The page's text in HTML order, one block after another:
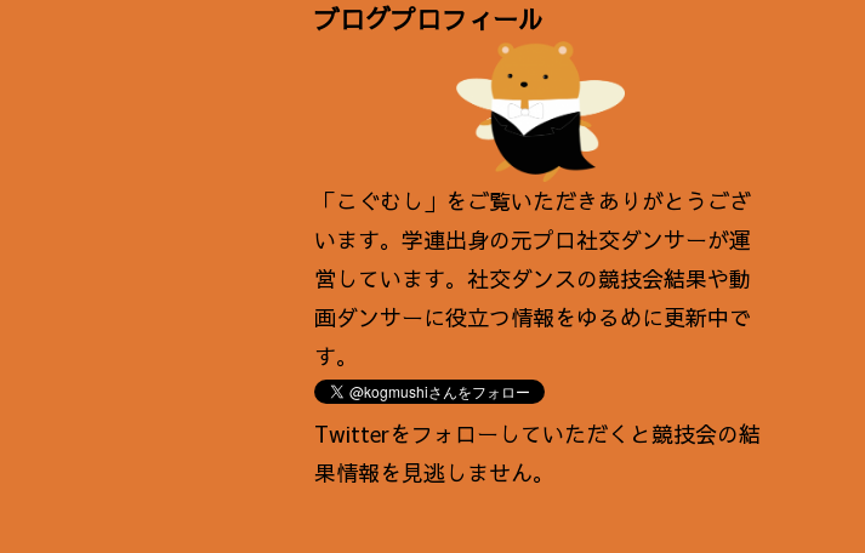
ブログプロフィール
「こぐむし」をご覧いただきありがとうござ
います。学連出身の元プロ社交ダンサーが運
営しています。社交ダンスの競技会結果や動
画ダンサーに役立つ情報をゆるめに更新中で
す。
Twitterをフォローしていただくと競技会の結
果情報を見逃しません。